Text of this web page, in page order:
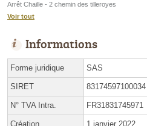
Arrêt Chaille - 2 chemin des tilleroyes
Voir tout
Informations
Forme juridique SAS
SIRET 83174597100034
N° TVA Intra. FR31831745971
Création 1 janvier 2022